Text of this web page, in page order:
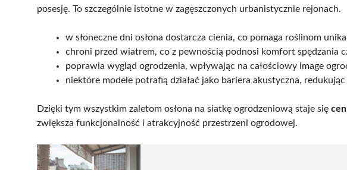
posesję. To szczególnie istotne w zagęszczonych urbanistycznie rejonach.
w słoneczne dni osłona dostarcza cienia, co pomaga roślinom
chroni przed wiatrem, co z pewnością podnosi komfort spędzania
poprawia wygląd ogrodzenia, wpływając na całościowy image
niektóre modele potrafią działać jako bariera akustyczna,
Dzięki tym wszystkim zaletom osłona na siatkę ogrodzeniową staje się
zwiększa funkcjonalność i atrakcyjność przestrzeni ogrodowej.